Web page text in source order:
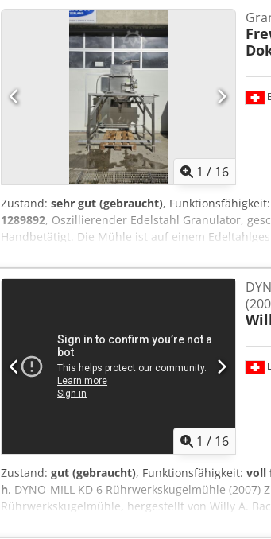
1 / 16
Zustand: sehr gut (gebraucht), Funktionsfähigkeit:
1289892, Oszillierender Edelstahl Granulator,
Handbetätigt. Die Mühle ist auf einem
Grössen von Siebeinsätzen vorhanden. Die
Stücklisten, Betriebsanleitung, Zeichnungen etc.
wurde nach den GMP Richtlinien qualifiziert
ist die Verpackung, Verlad und Ladesicherung auf
1 / 16
Zustand: gut (gebraucht), Funktionsfähigkeit: voll
h, DYNO-MILL KD 6 Rührwerkskugelmühle
Rührwerkskugelmühle, hergestellt von Willy A.
Maschine ist für die kontinuierliche